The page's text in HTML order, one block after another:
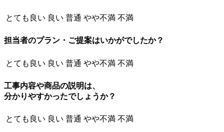
とても良い 良い 普通 やや不満 不満
担当者のプラン・ご提案はいかがでしたか？
とても良い 良い 普通 やや不満 不満
工事内容や商品の説明は、
分かりやすかったでしょうか？
とても良い 良い 普通 やや不満 不満